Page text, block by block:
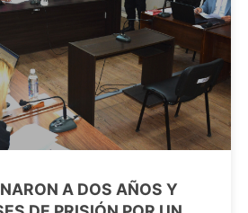
A DOS AÑOS Y